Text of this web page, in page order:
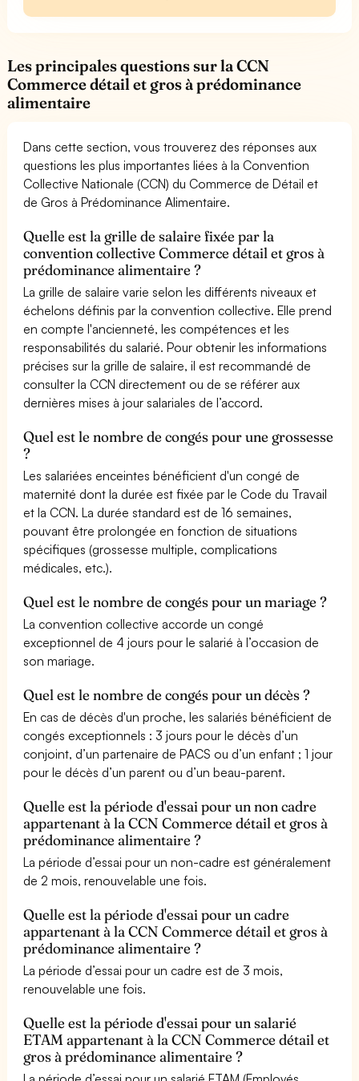
Les principales questions sur la CCN
Commerce détail et gros à prédominance
alimentaire
Dans cette section, vous trouverez des réponses aux
questions les plus importantes liées à la Convention
Collective Nationale (CCN) du Commerce de Détail et
de Gros à Prédominance Alimentaire.
Quelle est la grille de salaire fixée par la
convention collective Commerce détail et gros à
prédominance alimentaire ?
La grille de salaire varie selon les différents niveaux et
échelons définis par la convention collective. Elle prend
en compte l'ancienneté, les compétences et les
responsabilités du salarié. Pour obtenir les informations
précises sur la grille de salaire, il est recommandé de
consulter la CCN directement ou de se référer aux
dernières mises à jour salariales de l’accord.
Quel est le nombre de congés pour une grossesse
?
Les salariées enceintes bénéficient d'un congé de
maternité dont la durée est fixée par le Code du Travail
et la CCN. La durée standard est de 16 semaines,
pouvant être prolongée en fonction de situations
spécifiques (grossesse multiple, complications
médicales, etc.).
Quel est le nombre de congés pour un mariage ?
La convention collective accorde un congé
exceptionnel de 4 jours pour le salarié à l’occasion de
son mariage.
Quel est le nombre de congés pour un décès ?
En cas de décès d'un proche, les salariés bénéficient de
congés exceptionnels : 3 jours pour le décès d’un
conjoint, d’un partenaire de PACS ou d’un enfant ; 1 jour
pour le décès d’un parent ou d’un beau-parent.
Quelle est la période d'essai pour un non cadre
appartenant à la CCN Commerce détail et gros à
prédominance alimentaire ?
La période d’essai pour un non-cadre est généralement
de 2 mois, renouvelable une fois.
Quelle est la période d'essai pour un cadre
appartenant à la CCN Commerce détail et gros à
prédominance alimentaire ?
La période d’essai pour un cadre est de 3 mois,
renouvelable une fois.
Quelle est la période d'essai pour un salarié
ETAM appartenant à la CCN Commerce détail et
gros à prédominance alimentaire ?